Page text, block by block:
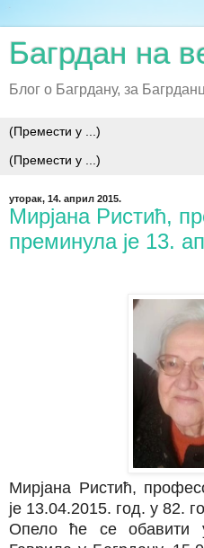
Багрдан на
Блог о Багрдану, за
уторак, 14. април 2015.
Мирјана Ристић,
преминула је 13.
Мирјана Ристић,
је 13.04.2015. год. у 82.
Опело ће се обавити